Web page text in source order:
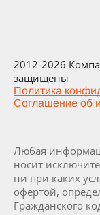
2012-2026
защищены
Политика
Соглашение об
Любая
носит
ни при каких
офертой,
Гражданского